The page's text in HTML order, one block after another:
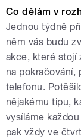
Co dělám v
Jednou týdně
něm vás budu
akce, které stojí
na pokračování,
telefonu.
nějakému tipu,
vysíláme
pak vždy ve